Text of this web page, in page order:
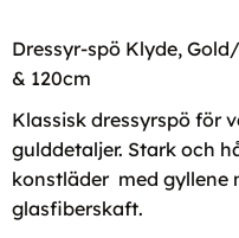
Dressyr-spö Klyde,
& 120cm
Klassisk dressyrspö för
gulddetaljer. Stark och
konstläder med gyllene
glasfiberskaft.